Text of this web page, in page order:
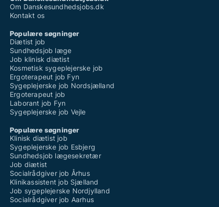
Om Danskesundhedsjobs.dk
Kontakt os
Populære søgninger
Diætist job
Sundhedsjob læge
Job klinisk diætist
Kosmetisk sygeplejerske job
Ergoterapeut job Fyn
Sygeplejerske job Nordsjælland
Ergoterapeut job
Laborant job Fyn
Sygeplejerske job Vejle
Populære søgninger
Klinisk diætist job
Sygeplejerske job Esbjerg
Sundhedsjob lægesekretær
Job diætist
Socialrådgiver job Århus
Klinikassistent job Sjælland
Job sygeplejerske Nordjylland
Socialrådgiver job Aarhus